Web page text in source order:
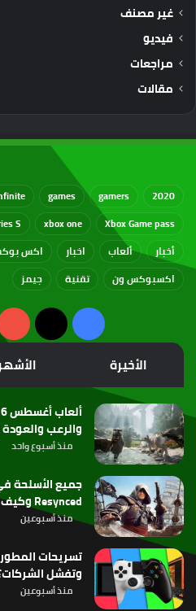
غير مصنف
فيديو
مراجعات
مقالات
2020
gamers
games
Xbox Game pass
xbox one
S
أخبار
ألعاب اخبار اكس
اكسبوكس ون
تقنية جيمز
فيسبوك
‫X
الأخيرة
والرعب
منذ أسبوع واحد
Resynced وكيف تحصل عليها
منذ أسبوعين
تسريحات
وتفشل
منذ أسبوعين